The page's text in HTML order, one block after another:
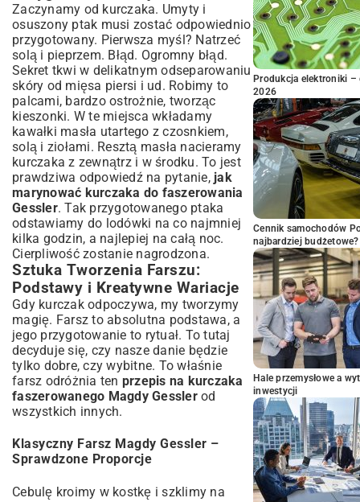
Zaczynamy od kurczaka. Umyty i
osuszony ptak musi zostać odpowiednio
przygotowany. Pierwsza myśl? Natrzeć
solą i pieprzem. Błąd. Ogromny błąd.
Sekret tkwi w delikatnym odseparowaniu
skóry od mięsa piersi i ud. Robimy to
palcami, bardzo ostrożnie, tworząc
kieszonki. W te miejsca wkładamy
kawałki masła utartego z czosnkiem,
solą i ziołami. Resztą masła nacieramy
kurczaka z zewnątrz i w środku. To jest
prawdziwa odpowiedź na pytanie, jak
marynować kurczaka do faszerowania
Gessler. Tak przygotowanego ptaka
odstawiamy do lodówki na co najmniej
kilka godzin, a najlepiej na całą noc.
Cierpliwość zostanie nagrodzona.
Sztuka Tworzenia Farszu:
Podstawy i Kreatywne Wariacje
Gdy kurczak odpoczywa, my tworzymy
magię. Farsz to absolutna podstawa, a
jego przygotowanie to rytuał. To tutaj
decyduje się, czy nasze danie będzie
tylko dobre, czy wybitne. To właśnie
farsz odróżnia ten przepis na kurczaka
faszerowanego Magdy Gesslerod
wszystkich innych.
Klasyczny Farsz Magdy Gessler –
Sprawdzone Proporcje
Cebulę kroimy w kostkę i szklimy na
Produkcja elektroniki –
2026
Cennik samochodów
najbardziej budżetowe?
Hale przemysłowe a
inwestycji